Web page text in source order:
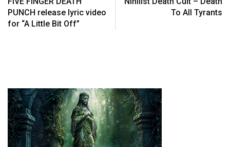
PUNCH release lyric video
for “A Little Bit Off”
To All Tyrants